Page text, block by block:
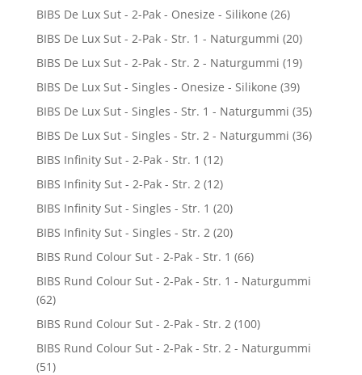
BIBS De Lux Sut - 2-Pak - Onesize - Silikone (26)
BIBS De Lux Sut - 2-Pak - Str. 1 - Naturgummi (20)
BIBS De Lux Sut - 2-Pak - Str. 2 - Naturgummi (19)
BIBS De Lux Sut - Singles - Onesize - Silikone (39)
BIBS De Lux Sut - Singles - Str. 1 - Naturgummi (35)
BIBS De Lux Sut - Singles - Str. 2 - Naturgummi (36)
BIBS Infinity Sut - 2-Pak - Str. 1 (12)
BIBS Infinity Sut - 2-Pak - Str. 2 (12)
BIBS Infinity Sut - Singles - Str. 1 (20)
BIBS Infinity Sut - Singles - Str. 2 (20)
BIBS Rund Colour Sut - 2-Pak - Str. 1 (66)
BIBS Rund Colour Sut - 2-Pak - Str. 1 - Naturgummi
(62)
BIBS Rund Colour Sut - 2-Pak - Str. 2 (100)
BIBS Rund Colour Sut - 2-Pak - Str. 2 - Naturgummi
(51)